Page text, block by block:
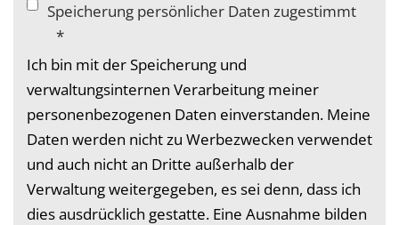
Speicherung persönlicher Daten zugestimmt
*
Ich bin mit der Speicherung und
verwaltungsinternen Verarbeitung meiner
personenbezogenen Daten einverstanden. Meine
Daten werden nicht zu Werbezwecken verwendet
und auch nicht an Dritte außerhalb der
Verwaltung weitergegeben, es sei denn, dass ich
dies ausdrücklich gestatte. Eine Ausnahme bilden